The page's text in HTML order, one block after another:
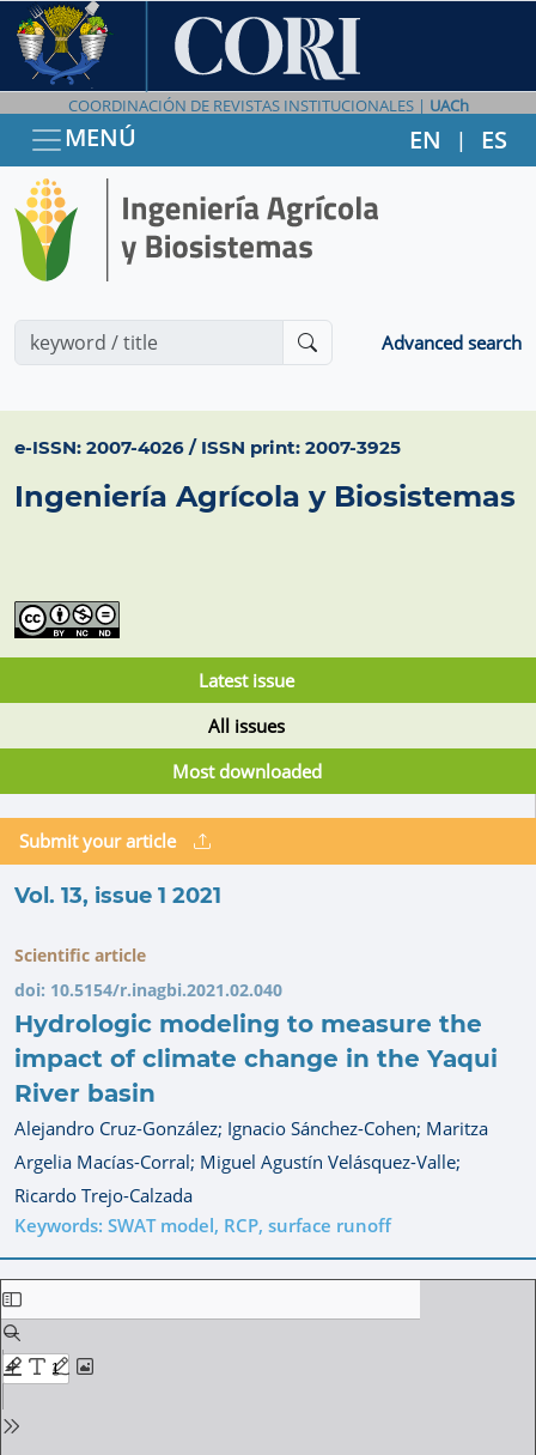
COORDINACIÓN DE REVISTAS INSTITUCIONALES | UACh
MENÚ EN | ES
Advanced search
e-ISSN: 2007-4026 / ISSN print: 2007-3925
Ingeniería Agrícola y Biosistemas
Latest issue
All issues
Most downloaded
Submit your article
Vol. 13, issue 1 2021
Scientific article
doi: 10.5154/r.inagbi.2021.02.040
Hydrologic modeling to measure the
impact of climate change in the Yaqui
River basin
Alejandro Cruz-González; Ignacio Sánchez-Cohen; Maritza
Argelia Macías-Corral; Miguel Agustín Velásquez-Valle;
Ricardo Trejo-Calzada
Keywords: SWAT model, RCP, surface runoff